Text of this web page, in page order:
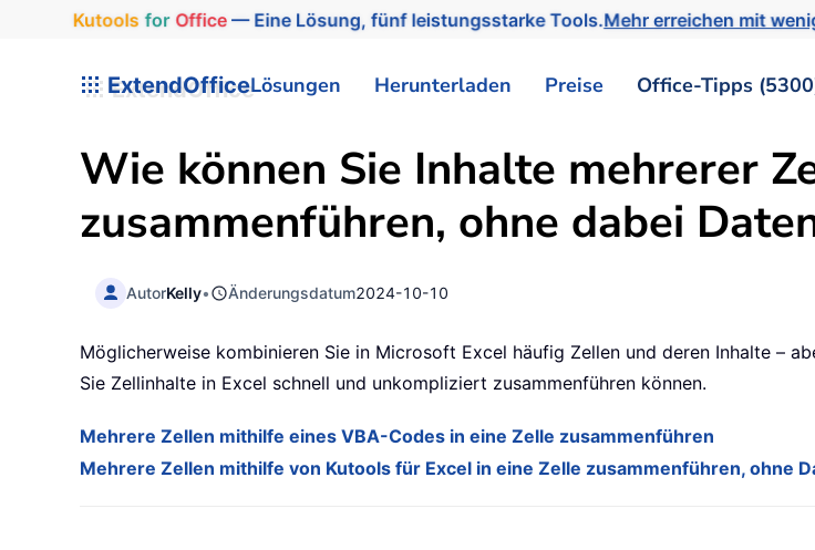
Kutools for Office— Eine Lösung, fünf leistungsstarke Tools.Mehr erreichen mit
ExtendOfficeLösungen Herunterladen Preise Office-Tipps
Wie können Sie Inhalte mehrerer
zusammenführen, ohne dabei
AutorKelly• Änderungsdatum2024-10-10
Möglicherweise kombinieren Sie in Microsoft Excel häufig Zellen und deren Inhalte –
Sie Zellinhalte in Excel schnell und unkompliziert zusammenführen können.
Mehrere Zellen mithilfe eines VBA-Codes in eine Zelle zusammenführen
Mehrere Zellen mithilfe von Kutools für Excel in eine Zelle zusammenführen, ohne